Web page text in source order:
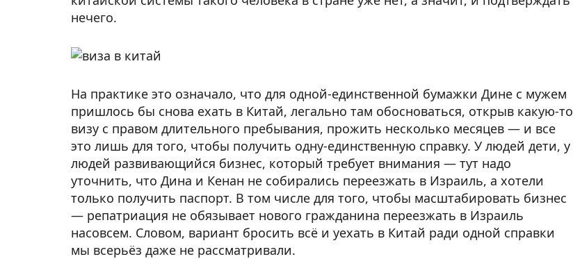
нечего.
На практике это означало, что для одной-единственной бумажки Дине с мужем
пришлось бы снова ехать в Китай, легально там обосноваться, открыв какую-то
визу с правом длительного пребывания, прожить несколько месяцев — и все
это лишь для того, чтобы получить одну-единственную справку. У людей дети, у
людей развивающийся бизнес, который требует внимания — тут надо
уточнить, что Дина и Кенан не собирались переезжать в Израиль, а хотели
только получить паспорт. В том числе для того, чтобы масштабировать бизнес
— репатриация не обязывает нового гражданина переезжать в Израиль
насовсем. Словом, вариант бросить всё и уехать в Китай ради одной справки
мы всерьёз даже не рассматривали.